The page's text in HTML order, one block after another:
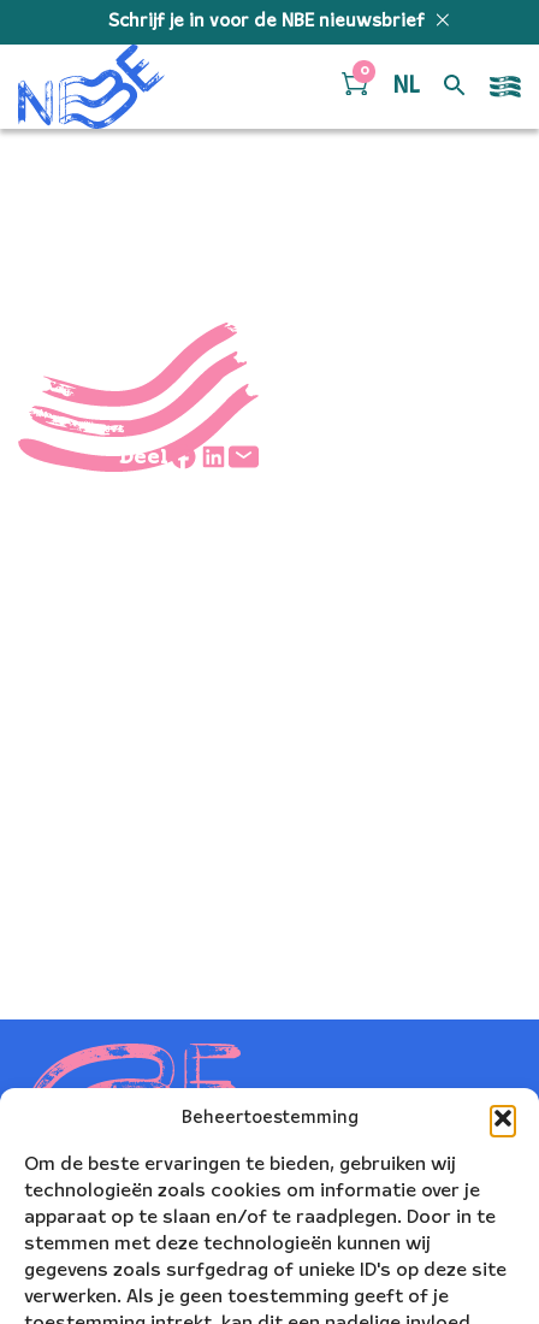
Beheertoestemming
Om de beste ervaringen te bieden, gebruiken wij
technologieën zoals cookies om informatie over je
apparaat op te slaan en/of te raadplegen. Door in te
stemmen met deze technologieën kunnen wij
gegevens zoals surfgedrag of unieke ID's op deze site
verwerken. Als je geen toestemming geeft of je
Schrijf je in voor de NBE nieuwsbrief
0
NL
Deel